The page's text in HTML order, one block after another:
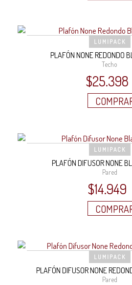
LUMIPACK
PLAFÓN NONE REDONDO
Techo
$25.398
LUMIPACK
PLAFÓN DIFUSOR NONE
Pared
$14.949
LUMIPACK
PLAFÓN DIFUSOR NONE
Pared